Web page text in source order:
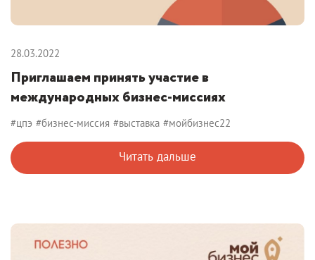
28.03.2022
Приглашаем принять участие в
международных бизнес-миссиях
#цпэ #бизнес-миссия #выставка #мойбизнес22
Читать дальше